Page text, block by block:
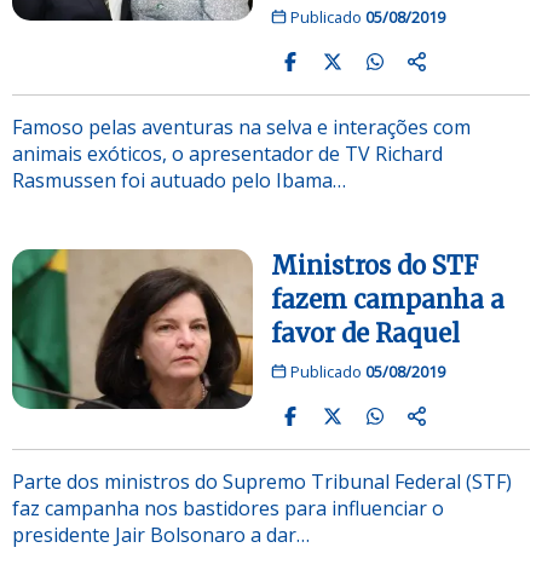
Publicado 05/08/2019
Famoso pelas aventuras na selva e interações com
animais exóticos, o apresentador de TV Richard
Rasmussen foi autuado pelo Ibama…
Ministros do STF
fazem campanha a
favor de Raquel
Publicado 05/08/2019
Parte dos ministros do Supremo Tribunal Federal (STF)
faz campanha nos bastidores para influenciar o
presidente Jair Bolsonaro a dar…